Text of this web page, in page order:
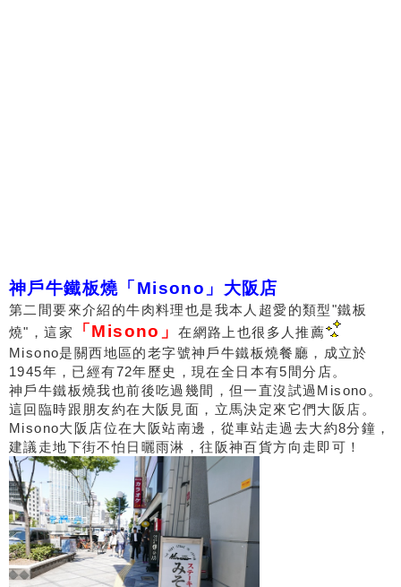
神戶牛鐵板燒「Misono」大阪店
第二間要來介紹的牛肉料理也是我本人超愛的類型"鐵板
燒"，這家
「Misono」在網路上也很多人推薦
Misono是關西地區的老字號神戶牛鐵板燒餐廳，成立於
1945年，已經有72年歷史，現在全日本有5間分店。
神戶牛鐵板燒我也前後吃過幾間，但一直沒試過Misono。
這回臨時跟朋友約在大阪見面，立馬決定來它們大阪店。
Misono大阪店位在大阪站南邊，從車站走過去大約8分鐘，
建議走地下街不怕日曬雨淋，往阪神百貨方向走即可！